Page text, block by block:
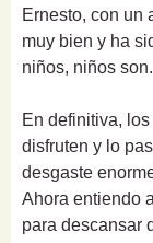
Ernesto, con un
muy bien y ha
niños, niños
En definitiva,
disfruten y lo
desgaste
Ahora entiendo
para descansar